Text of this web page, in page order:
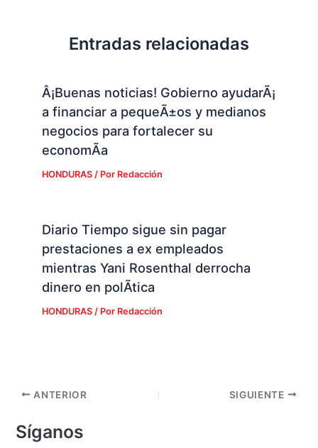
Entradas relacionadas
Â¡Buenas noticias! Gobierno ayudarÃ¡
a financiar a pequeÃ±os y medianos
negocios para fortalecer su
economÃ­a
HONDURAS/ Por Redacción
Diario Tiempo sigue sin pagar
prestaciones a ex empleados
mientras Yani Rosenthal derrocha
dinero en polÃ­tica
HONDURAS/ Por Redacción
ANTERIOR SIGUIENTE
Síganos